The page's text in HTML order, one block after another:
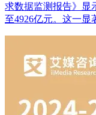
求数据监测报告》显
至4926亿元。这一显